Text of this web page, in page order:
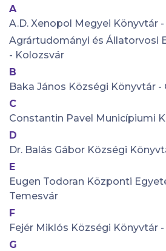
A
A.D. Xenopol Megyei Könyvtár -
Agrártudományi és Állatorvosi
- Kolozsvár
B
Baka János Községi Könyvtár
C
Constantin Pavel Municípiumi
D
Dr. Balás Gábor Községi
E
Eugen Todoran Központi
Temesvár
F
Fejér Miklós Községi Könyvtár
G